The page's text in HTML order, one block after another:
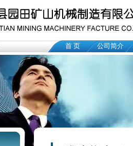
首 页 公司简介